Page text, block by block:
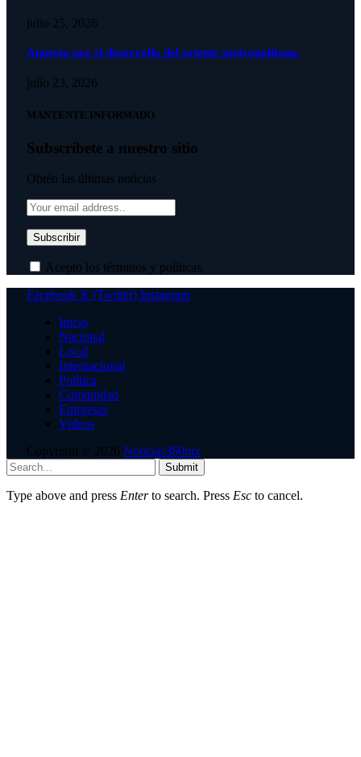
julio 25, 2026
Apuesta por el desarrollo del oriente metropolitano.
julio 23, 2026
MANTENTE INFORMADO
Subscríbete a nuestro sitio
Obtén las últimas noticias
Acepto los términos y políticas.
Facebook X (Twitter) Instagram
Inicio
Nacional
Local
Internacional
Política
Comunidad
Empresas
Videos
Copyright © 2026 Noticias360mx
Submit
Type above and press Enterto search. Press Esc to cancel.